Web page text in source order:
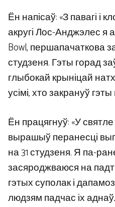
Ён напісаў: «З павагі і
акругі Лос-Анджэлес я
Bowl, першапачаткова
студзеня. Гэты горад
глыбокай крыніцай
усімі, хто закрануў гэты
Ён працягнуў: «У
вырашыў перанесці
на 31 студзеня. Я па-
засяроджваюся на
гэтых суполак і
людзям падчас іх